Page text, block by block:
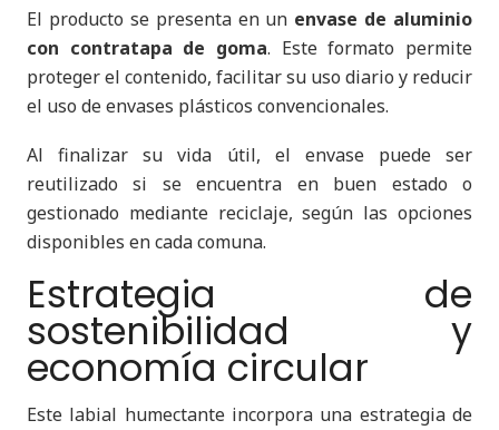
El producto se presenta en un envase de aluminio
con contratapa de goma. Este formato permite
proteger el contenido, facilitar su uso diario y reducir
el uso de envases plásticos convencionales.
Al finalizar su vida útil, el envase puede ser
reutilizado si se encuentra en buen estado o
gestionado mediante reciclaje, según las opciones
disponibles en cada comuna.
Estrategia de
sostenibilidad y
economía circular
Este labial humectante incorpora una estrategia de